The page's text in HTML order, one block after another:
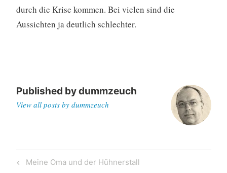
durch die Krise kommen. Bei vielen sind die
Aussichten ja deutlich schlechter.
Published bydummzeuch
View all posts by dummzeuch
Post
Previous
Meine Oma und der Hühnerstall